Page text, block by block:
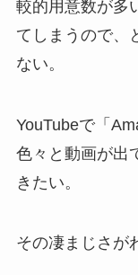
較的用意数が多
てしまうので、
ない。
YouTubeで「
色々と動画が出
きたい。
その凄まじさが